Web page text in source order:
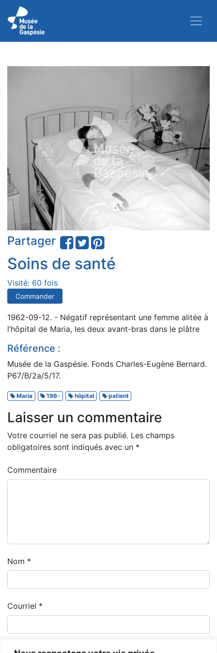
Partager
Soins de santé
Visité: 60 fois
Commander
1962-09-12. - Négatif représentant une femme alitée à
l’hôpital de Maria, les deux avant-bras dans le plâtre
Référence :
Musée de la Gaspésie. Fonds Charles-Eugène Bernard.
P67/B/2a/5/17.
Maria 196- hôpital patient
Laisser un commentaire
Votre courriel ne sera pas publié. Les champs
obligatoires sont indiqués avec un *
Commentaire
Nom *
Courriel *